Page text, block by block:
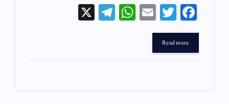
Fa
ce
bo
ok
T
wi
r
E
W
Te
Read more